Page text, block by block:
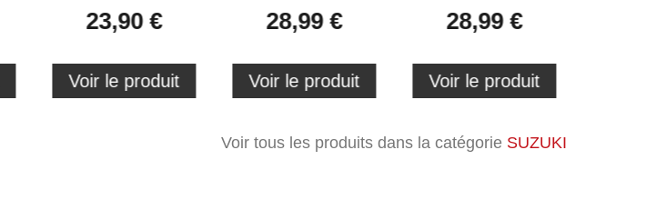
23,90 €
Voir le produit
28,99 €
Voir le produit
28,99 €
Voir le produit
Voir tous les produits dans la catégorie SUZUKI